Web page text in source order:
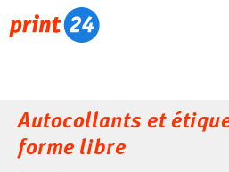
Autocollants et
forme libre